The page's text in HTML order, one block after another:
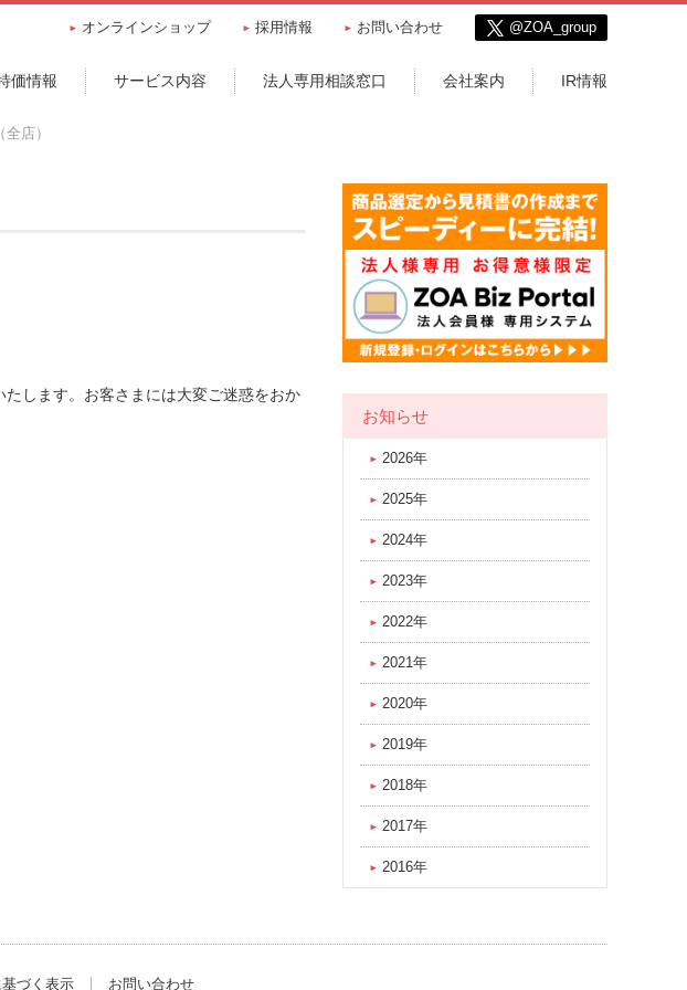
オンラインショップ 採用情報 お問い合わせ @ZOA_group
価情報 サービス内容 法人専用相談窓口 会社案内 IR情報
店）
します。お客さまには大変ご迷惑をおか
お知らせ
2026年
2025年
2024年
2023年
2022年
2021年
2020年
2019年
2018年
2017年
2016年
づく表示 お問い合わせ